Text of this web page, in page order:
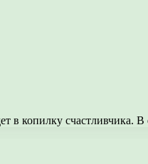
в копилку счастливчика.